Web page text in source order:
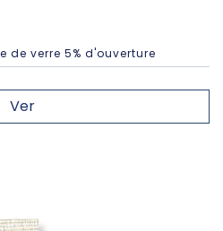
de verre 5% d'ouverture
Ver